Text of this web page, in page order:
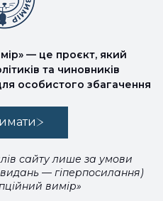
— це проєкт, який
та чиновників
особистого збагачення
сайту лише за умови
— гіперпосилання)
вимір»